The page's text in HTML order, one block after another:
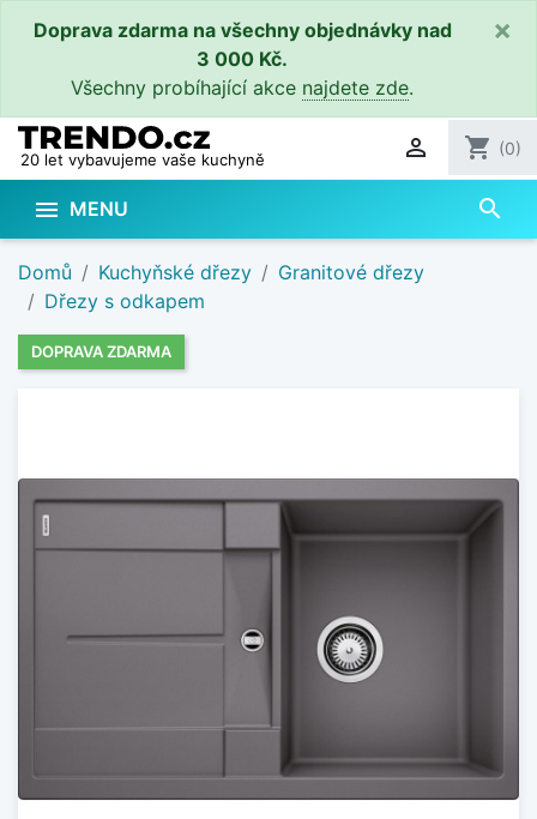
Doprava zdarma na všechny objednávky nad
3 000 Kč.
Všechny probíhající akce najdete zde.
×
20 let vybavujeme vaše kuchyně  shopping_cart (0)
 MENU search
Domů Kuchyňské dřezy
Granitové dřezy
Dřezy s odkapem
DOPRAVA ZDARMA